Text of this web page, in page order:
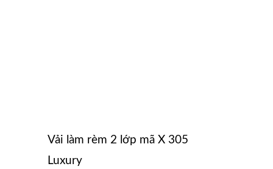
Vải làm rèm 2 lớp mã X 305
Luxury